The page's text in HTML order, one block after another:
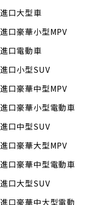
口大型車
口豪華小型MPV
口電動車
口小型SUV
口豪華中型MPV
口豪華小型電動車
口中型SUV
口豪華大型MPV
口豪華中型電動車
口大型SUV
口豪華中大型電動